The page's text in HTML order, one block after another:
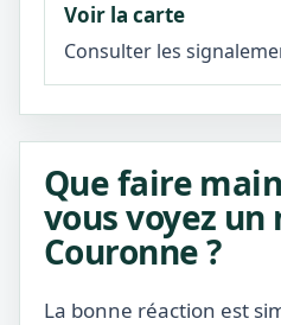
Voir la carte
Consulter les
Que faire
vous voyez un
Couronne ?
La bonne réaction est